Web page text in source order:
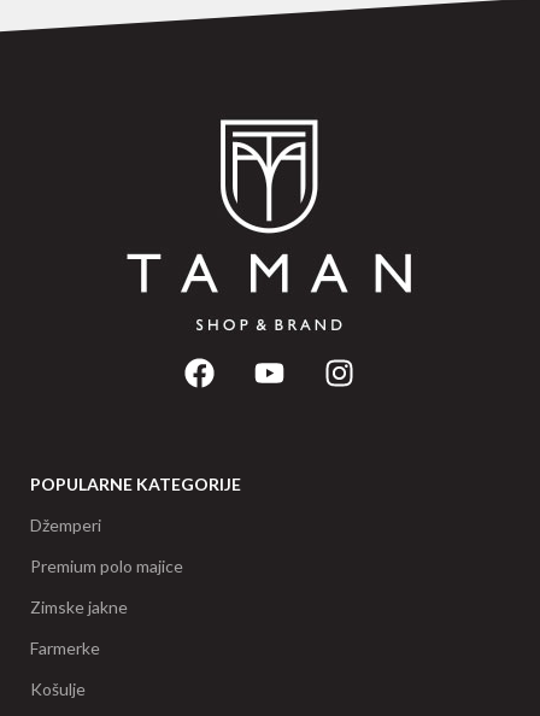
POPULARNE KATEGORIJE
Džemperi
Premium polo majice
Zimske jakne
Farmerke
Košulje